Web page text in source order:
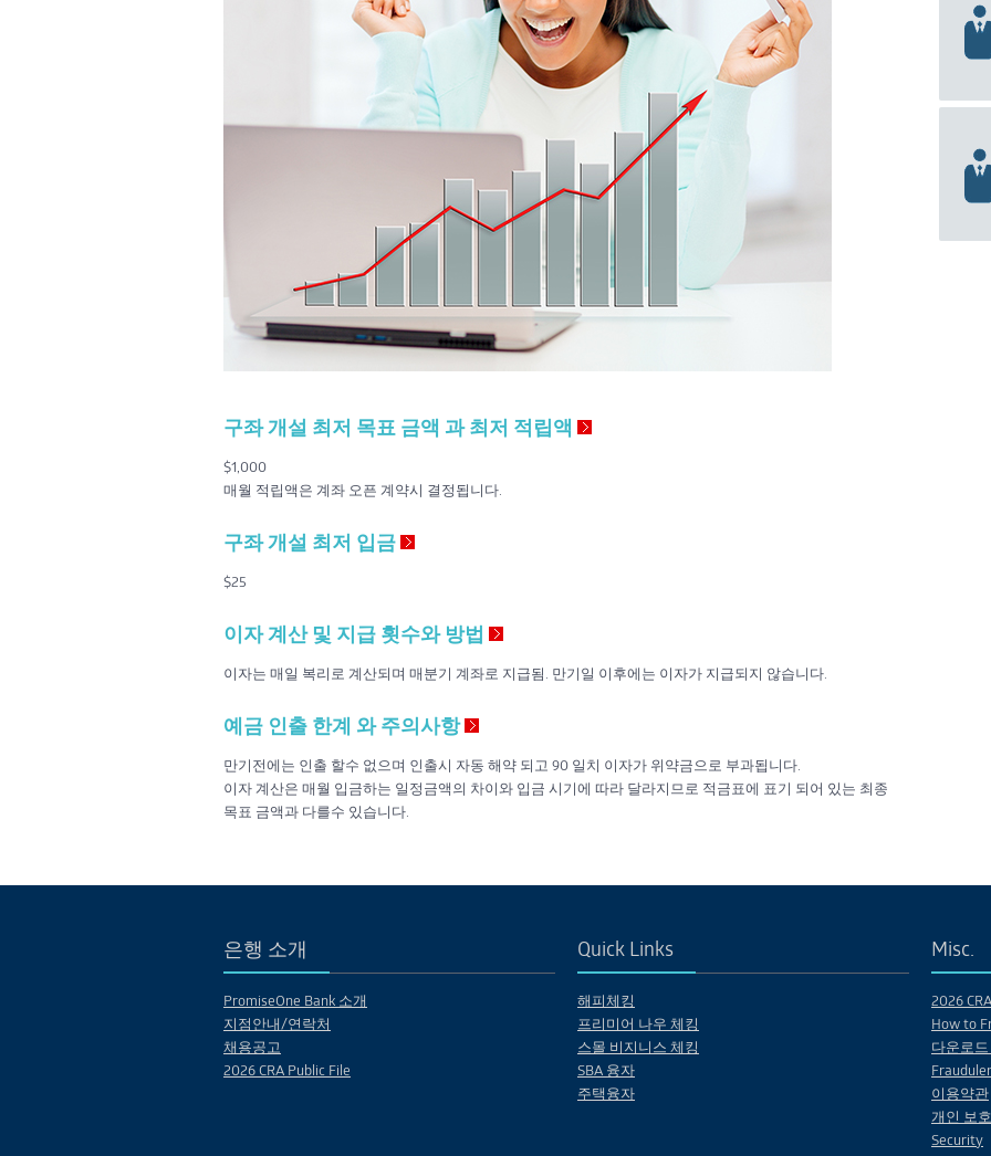
구좌 개설 최저 목표 금액 과 최저 적립액
$1,000
매월 적립액은 계좌 오픈 계약시 결정됩니다.
구좌 개설 최저 입금
$25
이자 계산 및 지급 횟수와 방법
이자는 매일 복리로 계산되며 매분기 계좌로 지급됨. 만기일 이후에는 이자가 지급되지 않습니다.
예금 인출 한계 와 주의사항
만기전에는 인출 할수 없으며 인출시 자동 해약 되고 90 일치 이자가 위약금으로 부과됩니다.
이자 계산은 매월 입금하는 일정금액의 차이와 입금 시기에 따라 달라지므로 적금표에 표기 되어 있는 최종
목표 금액과 다를수 있습니다.
은행 소개
PromiseOne Bank 소개
지점안내/연락처
채용공고
2026 CRA Public File
Quick Links
해피체킹
프리미어 나우 체킹
스몰 비지니스 체킹
SBA 융자
주택융자
Misc.
2026
How to
다운로
이용약관
개인 보
Security